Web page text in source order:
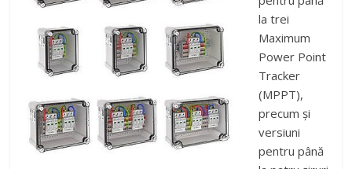
la trei
Maximum
Power Point
Tracker
(MPPT),
precum și
versiuni
pentru până